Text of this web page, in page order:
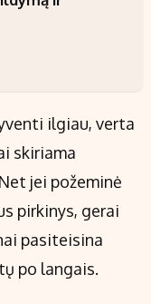
ilgiau, verta
skiriama
jei požeminė
pirkinys, gerai
pasiteisina
po langais.